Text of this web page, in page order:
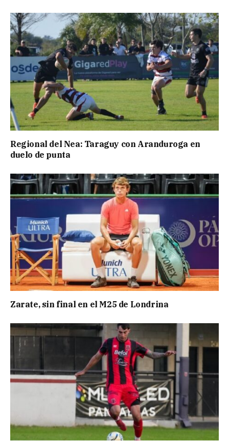
Regional del Nea: Taraguy con Aranduroga en
duelo de punta
Zarate, sin final en el M25 de Londrina